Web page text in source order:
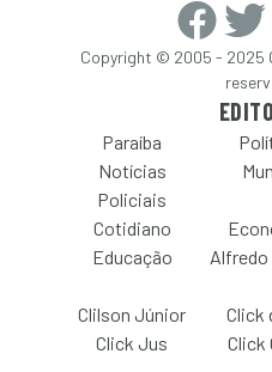
Copyright © 2005 - 2025
Paraíba
Notícias
Policiais
Cotidiano
Educação
Alfredo
Clilson Júnior
Click
Click Jus
Click